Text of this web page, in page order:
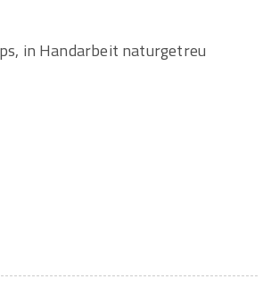
in Handarbeit naturgetreu